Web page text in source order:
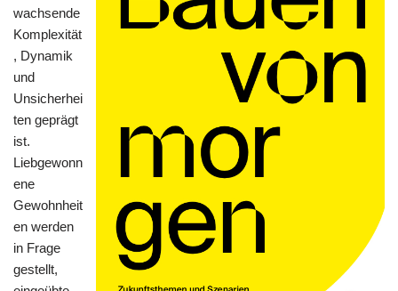
wach­sende
Komplexität
, Dynamik
und
Unsicherhei
ten geprägt
ist.
Liebgewonn
ene
Gewohnheit
en werden
in Frage
gestellt,